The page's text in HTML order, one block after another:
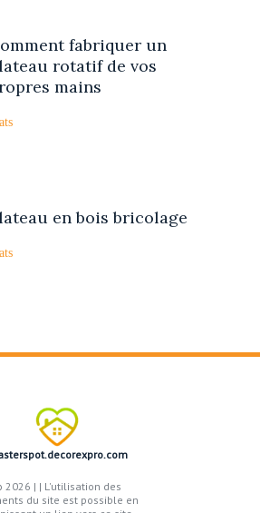
fabriquer un
rotatif de vos
mains
en bois bricolage
2026 | | L'utilisation des
du site est possible en